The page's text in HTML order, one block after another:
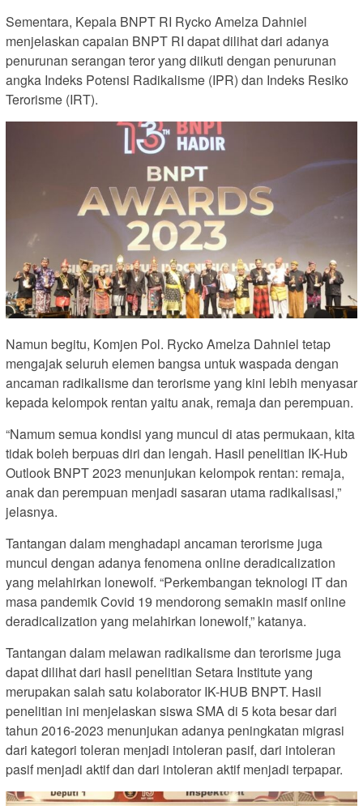
Sementara, Kepala BNPT RI Rycko Amelza Dahniel
menjelaskan capaian BNPT RI dapat dilihat dari adanya
penurunan serangan teror yang diikuti dengan penurunan
angka Indeks Potensi Radikalisme (IPR) dan Indeks Resiko
Terorisme (IRT).
Namun begitu, Komjen Pol. Rycko Amelza Dahniel tetap
mengajak seluruh elemen bangsa untuk waspada dengan
ancaman radikalisme dan terorisme yang kini lebih menyasar
kepada kelompok rentan yaitu anak, remaja dan perempuan.
“Namum semua kondisi yang muncul di atas permukaan, kita
tidak boleh berpuas diri dan lengah. Hasil penelitian IK-Hub
Outlook BNPT 2023 menunjukan kelompok rentan: remaja,
anak dan perempuan menjadi sasaran utama radikalisasi,”
jelasnya.
Tantangan dalam menghadapi ancaman terorisme juga
muncul dengan adanya fenomena online deradicalization
yang melahirkan lonewolf. “Perkembangan teknologi IT dan
masa pandemik Covid 19 mendorong semakin masif online
deradicalization yang melahirkan lonewolf,” katanya.
Tantangan dalam melawan radikalisme dan terorisme juga
dapat dilihat dari hasil penelitian Setara Institute yang
merupakan salah satu kolaborator IK-HUB BNPT. Hasil
penelitian ini menjelaskan siswa SMA di 5 kota besar dari
tahun 2016-2023 menunjukan adanya peningkatan migrasi
dari kategori toleran menjadi intoleran pasif, dari intoleran
pasif menjadi aktif dan dari intoleran aktif menjadi terpapar.